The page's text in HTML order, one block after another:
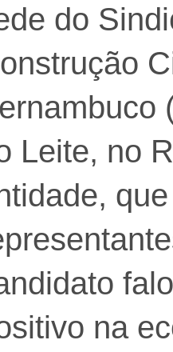
do
Leite, no
na